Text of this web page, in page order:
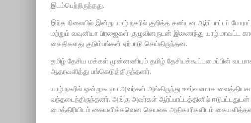
இடம்பெற்றிருந்தது.
இந்த நிலையில் இன்று யாழ்.நகரில் குறித்த கண்டன ஆர்ப்பாட்டப்
மற்றும் வவுனியா பிரஜைகள் குழுவினருடன் இணைந்து யாழ்.மாவட்ட
கைதிகளது குடும்பங்கள் ஏற்பாடு செய்திருந்தன.
தமிழ் தேசிய மக்கள் முன்னணியும் தமிழ் தேசியக்கூட்டமைப்பின்
ஆதரவளித்து பங்கெடுத்திருந்தனர்.
யாழ்.நகரில் ஒன்றுகூடிய அவர்கள் அங்கிருந்து ஊர்வலமாக
வந்தடைந்திருந்தனர். அங்கு அவர்கள் ஆர்ப்பாட்டத்தினில்
மைத்திரியிடம் கையளிக்கவென செயலக அதிகாரிகளிடம்
13வது சட்டத் திருத்தத்தை